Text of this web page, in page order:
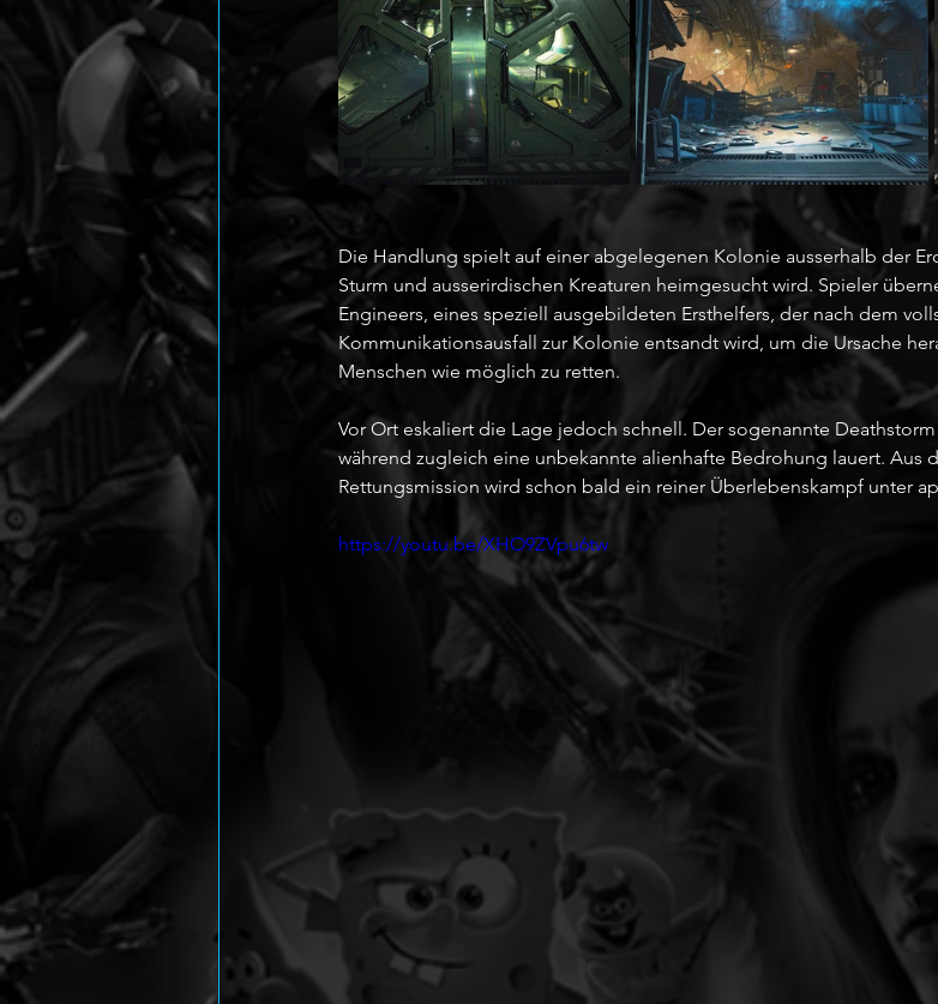
Die Handlung spielt auf einer abgelegenen Kolonie ausserhalb der
Sturm und ausserirdischen Kreaturen heimgesucht wird. Spieler
Engineers, eines speziell ausgebildeten Ersthelfers, der nach dem
Kommunikationsausfall zur Kolonie entsandt wird, um die Ursache
Menschen wie möglich zu retten.
Vor Ort eskaliert die Lage jedoch schnell. Der sogenannte
während zugleich eine unbekannte alienhafte Bedrohung lauert. Aus
Rettungsmission wird schon bald ein reiner Überlebenskampf unter
https://youtu.be/XHO9ZVpu6tw